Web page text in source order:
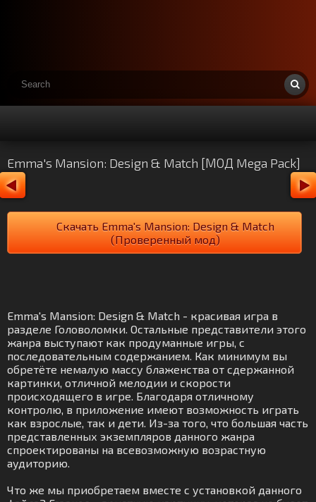
Emma's Mansion: Design & Match [МОД Mega Pack]
Скачать Emma's Mansion: Design & Match
(Проверенный мод)
Emma's Mansion: Design & Match - красивая игра в
разделе Головоломки. Остальные представители этого
жанра выступают как продуманные игры, с
последовательным содержанием. Как минимум вы
обретёте немалую массу блаженства от сдержанной
картинки, отличной мелодии и скорости
происходящего в игре. Благодаря отличному
контролю, в приложение имеют возможность играть
как взрослые, так и дети. Из-за того, что большая часть
представленных экземпляров данного жанра
спроектированы на всевозможную возрастную
аудиторию.
Что же мы приобретаем вместе с установкой данного